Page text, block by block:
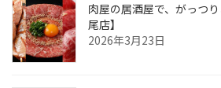
肉屋の居酒屋で、がっつ
尾店】
2026年3月23日